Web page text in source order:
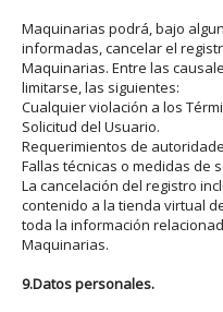
Maquinarias podrá, bajo
informadas, cancelar el
Maquinarias. Entre las
limitarse, las siguientes:
Cualquier violación a los
Solicitud del Usuario.
Requerimientos de
Fallas técnicas o medidas de
La cancelación del registro
contenido a la tienda virtual
toda la información
Maquinarias.
9.Datos personales.